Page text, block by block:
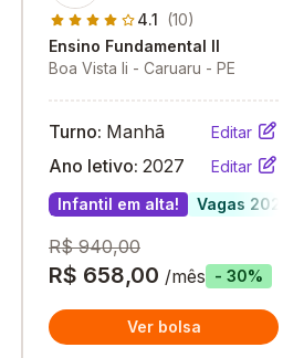
4.1 (10)
Ensino Fundamental II
Boa Vista Ii - Caruaru - PE
Turno: Manhã Editar
Ano letivo: 2027
Editar
Infantil em alta!
Vagas 2027
R$ 940,00
R$ 658,00 /mês - 30%
Ver bolsa